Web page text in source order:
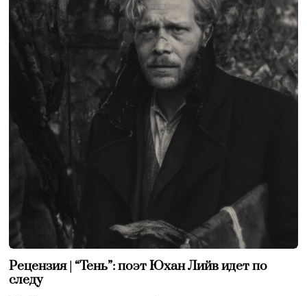
Рецензия | “Тень”: поэт Юхан Лийв идет по
следу